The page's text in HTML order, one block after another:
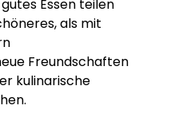
Essen teilen
als mit
Freundschaften
kulinarische